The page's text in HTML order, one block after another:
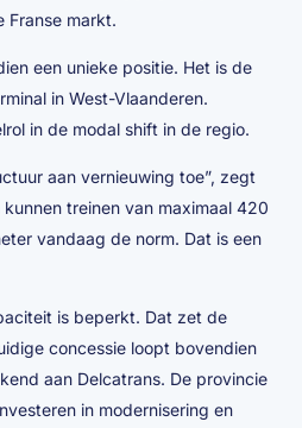
Franse markt.
een unieke positie. Het is de
in West-Vlaanderen.
in de modal shift in de regio.
aan vernieuwing toe”, zegt
treinen van maximaal 420
vandaag de norm. Dat is een
is beperkt. Dat zet de
concessie loopt bovendien
aan Delcatrans. De provincie
in modernisering en